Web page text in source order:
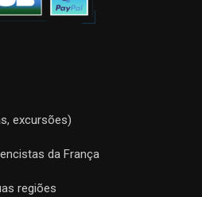
excursões)
da França
regiões